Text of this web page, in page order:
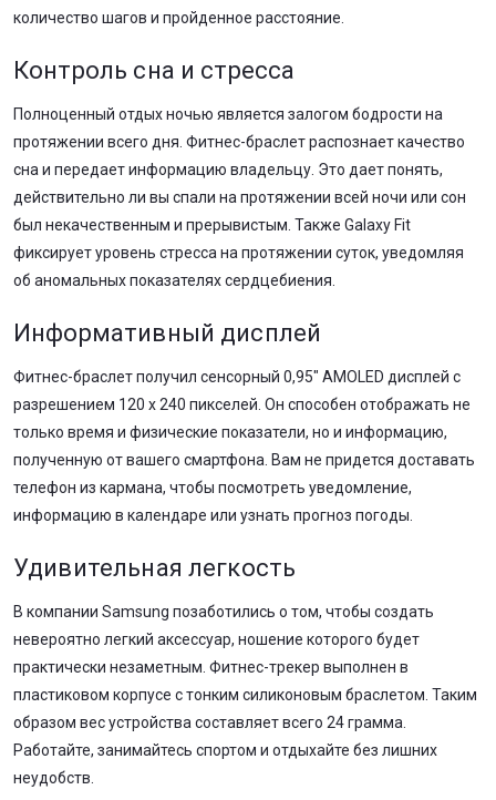
количество шагов и пройденное расстояние.
Контроль сна и стресса
Полноценный отдых ночью является залогом бодрости на
протяжении всего дня. Фитнес-браслет распознает качество
сна и передает информацию владельцу. Это дает понять,
действительно ли вы спали на протяжении всей ночи или сон
был некачественным и прерывистым. Также Galaxy Fit
фиксирует уровень стресса на протяжении суток, уведомляя
об аномальных показателях сердцебиения.
Информативный дисплей
Фитнес-браслет получил сенсорный 0,95″ AMOLED дисплей с
разрешением 120 х 240 пикселей. Он способен отображать не
только время и физические показатели, но и информацию,
полученную от вашего смартфона. Вам не придется доставать
телефон из кармана, чтобы посмотреть уведомление,
информацию в календаре или узнать прогноз погоды.
Удивительная легкость
В компании Samsung позаботились о том, чтобы создать
невероятно легкий аксессуар, ношение которого будет
практически незаметным. Фитнес-трекер выполнен в
пластиковом корпусе с тонким силиконовым браслетом. Таким
образом вес устройства составляет всего 24 грамма.
Работайте, занимайтесь спортом и отдыхайте без лишних
неудобств.